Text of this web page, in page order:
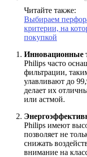
Читайте также:
Выбираем
критерии, на
покупкой
Инновационные
Philips часто
фильтрации,
улавливают до
делает их
или астмой.
Philips имеют
позволяет не
снижать
внимание на